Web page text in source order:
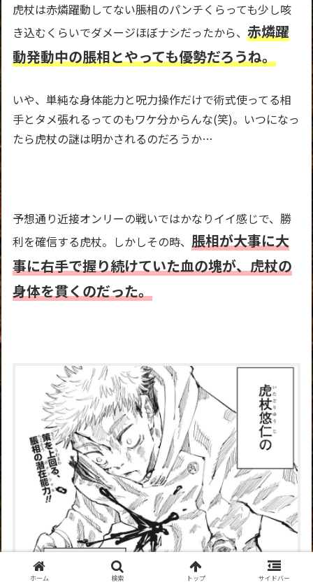
虎杖は赤燐躍動してない脹相のパンチくらっても少し咳
き込むくらいでダメージほぼナシだったから、赤燐躍
動発動中の脹相とやっても優勢だろうね。
いや、単純な身体能力と呪力操作だけで術式使ってる相
手とタメ張れるってのもワケ分からんな(笑)。いつになっ
たら虎杖の謎は明かされるのだろうか…
予想通り近接オンリーの戦いではかなりイイ感じで、勝
利を確信する虎杖。しかしその時、脹相が大事に大
事に右手で握り続けていた血の塊が、虎杖の
身体を貫くのだった。
ホーム 検索 トップ サイドバー